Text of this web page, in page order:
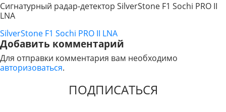
Сигнатурный радар-детектор SilverStone F1 Sochi PRO II
LNA
НАВИГАЦИЯ
ПО
ЗАПИСЯМ
SilverStone F1 Sochi PRO II LNA
Добавить комментарий
Для отправки комментария вам необходимо
авторизоваться.
ПОДПИСАТЬСЯ